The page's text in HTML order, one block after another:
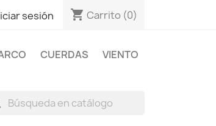
sesión shopping_cart Carrito (0)
CUERDAS
VIENTO